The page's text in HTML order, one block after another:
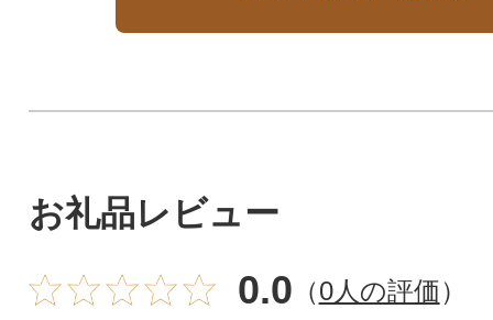
お礼品レビュー
0.0 （0人の評価）